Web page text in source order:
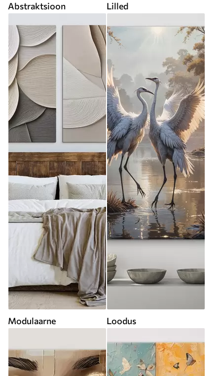
Abstraktsioon Lilled
Modulaarne Loodus